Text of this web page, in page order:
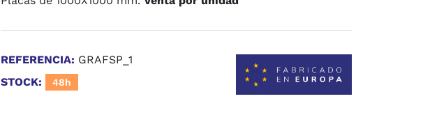
REFERENCIA: GRAFSP_1
STOCK:
48h